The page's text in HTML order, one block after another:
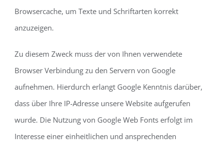
Browsercache, um Texte und Schriftarten korrekt
anzuzeigen.
Zu diesem Zweck muss der von Ihnen verwendete
Browser Verbindung zu den Servern von Google
aufnehmen. Hierdurch erlangt Google Kenntnis darüber,
dass über Ihre IP-Adresse unsere Website aufgerufen
wurde. Die Nutzung von Google Web Fonts erfolgt im
Interesse einer einheitlichen und ansprechenden